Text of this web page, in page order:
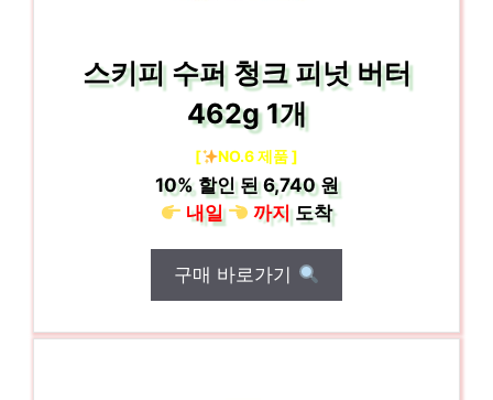
스키피 수퍼 청크 피넛 버터
462g 1개
[ NO.6 제품 ]
10%할인 된6,740 원
내일
까지도착
구매 바로가기